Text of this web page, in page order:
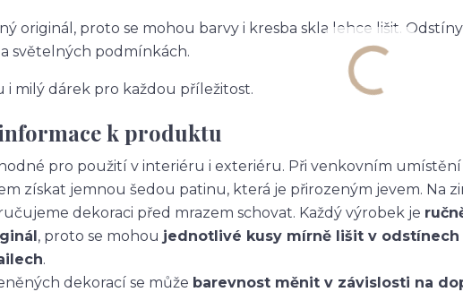
originál, proto se mohou barvy i kresba skla lehce lišit.
světelných podmínkách.
i milý dárek pro každou příležitost.
k produktu
pro použití v interiéru i exteriéru. Při venkovním
získat jemnou šedou patinu, která je přirozeným jevem. Na
dekoraci před mrazem schovat. Každý výrobek je
, proto se mohou jednotlivé kusy mírně lišit v odstínech
.
dekorací se může barevnost měnit v závislosti na